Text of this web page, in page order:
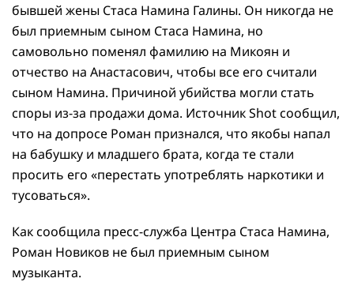
бывшей жены Стаса Намина Галины. Он никогда не
был приемным сыном Стаса Намина, но
самовольно поменял фамилию на Микоян и
отчество на Анастасович, чтобы все его считали
сыном Намина. Причиной убийства могли стать
споры из-за продажи дома. Источник Shot сообщил,
что на допросе Роман признался, что якобы напал
на бабушку и младшего брата, когда те стали
просить его «перестать употреблять наркотики и
тусоваться».
Как сообщила пресс-служба Центра Стаса Намина,
Роман Новиков не был приемным сыном
музыканта.